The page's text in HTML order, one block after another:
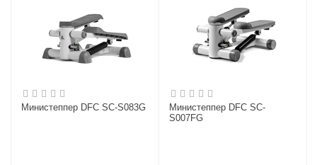
Министеппер DFC SC-S083G
Министеппер DFC SC-
S007FG